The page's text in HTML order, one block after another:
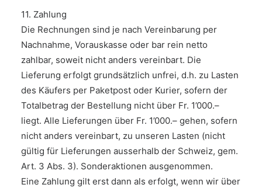
11. Zahlung
Die Rechnungen sind je nach Vereinbarung per
Nachnahme, Vorauskasse oder bar rein netto
zahlbar, soweit nicht anders vereinbart. Die
Lieferung erfolgt grundsätzlich unfrei, d.h. zu Lasten
des Käufers per Paketpost oder Kurier, sofern der
Totalbetrag der Bestellung nicht über Fr. 1’000.–
liegt. Alle Lieferungen über Fr. 1’000.– gehen, sofern
nicht anders vereinbart, zu unseren Lasten (nicht
gültig für Lieferungen ausserhalb der Schweiz, gem.
Art. 3 Abs. 3). Sonderaktionen ausgenommen.
Eine Zahlung gilt erst dann als erfolgt, wenn wir über